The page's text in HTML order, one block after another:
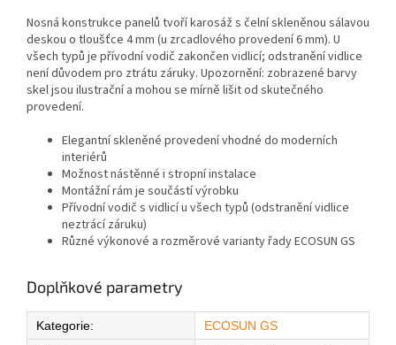
Nosná konstrukce panelů tvoří karosáž s čelní skleněnou sálavou
deskou o tloušťce 4 mm (u zrcadlového provedení 6 mm). U
všech typů je přívodní vodič zakončen vidlicí; odstranění vidlice
není důvodem pro ztrátu záruky. Upozornění: zobrazené barvy
skel jsou ilustrační a mohou se mírně lišit od skutečného
provedení.
Elegantní skleněné provedení vhodné do moderních
interiérů
Možnost nástěnné i stropní instalace
Montážní rám je součástí výrobku
Přívodní vodič s vidlicí u všech typů (odstranění vidlice
neztrácí záruku)
Různé výkonové a rozměrové varianty řady ECOSUN GS
Doplňkové parametry
Kategorie:
ECOSUN GS